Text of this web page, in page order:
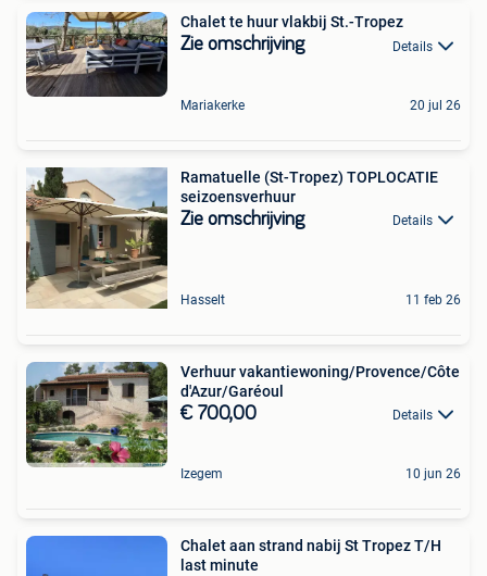
Chalet te huur vlakbij St.-Tropez
Zie omschrijving Details
Mariakerke 20 jul 26
Ramatuelle (St-Tropez) TOPLOCATIE
seizoensverhuur
Zie omschrijving Details
Hasselt 11 feb 26
Verhuur vakantiewoning/Provence/Côte
d'Azur/Garéoul
€ 700,00 Details
Izegem 10 jun 26
Chalet aan strand nabij St Tropez T/H
last minute